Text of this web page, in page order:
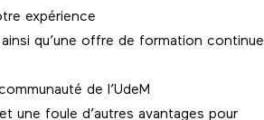
expérience
qu’une offre de formation continue
de l’UdeM
une foule d’autres avantages pour